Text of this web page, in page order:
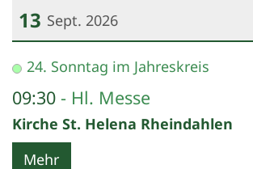
13 Sept. 2026
Datum: 13. September 2026
24. Sonntag im Jahreskreis
09:30 Hl. Messe
Kirche St. Helena Rheindahlen
Mehr